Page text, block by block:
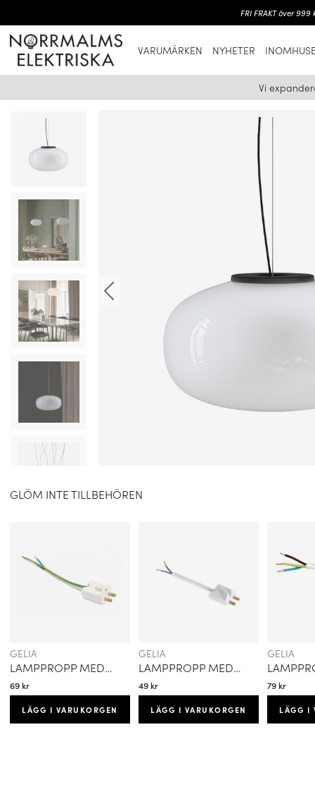
FRI FRAKT över
VARUMÄRKEN NYHETER
Vi
GLÖM INTE TILLBEHÖREN
GELIA
LAMPPROPP MED ARMATURSLADD JORDAD
69 kr
LÄGG I VARUKORGEN
GELIA
LAMPPROPP MED ARMATURSLADD OJORDAD
49 kr
LÄGG I VARUKORGEN
GELIA
79 kr
LÄGG I